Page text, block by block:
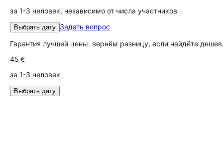
за 1-3 человек, независимо от числа участников
Выбрать дату Задать вопрос
Гарантия лучшей цены: вернём разницу, если найдёте
45 €
за 1-3 человек
Выбрать дату